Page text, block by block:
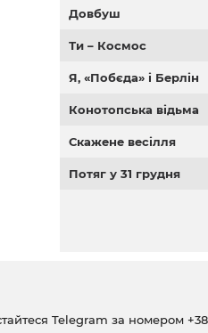
Довбуш
Ти – Космос
Я, «Побєда» і Берлін
Конотопська відьма
Скажене весілля
Потяг у 31 грудня
Telegram за номером